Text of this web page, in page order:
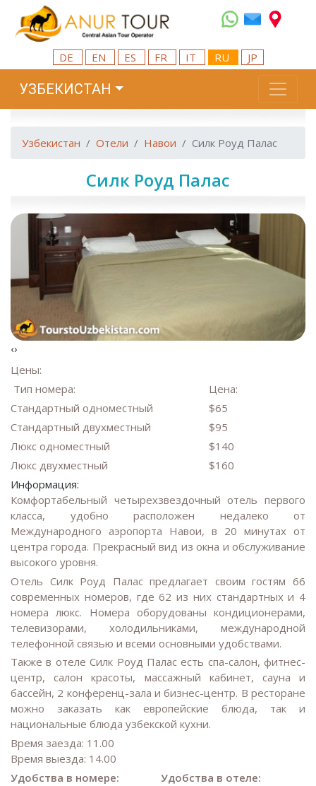
DE EN ES FR IT RU JP
УЗБЕКИСТАН
Узбекистан Отели Навои Силк Роуд Палас
Силк Роуд Палас
‹›
Цены:
Тип номера:
Цена:
Стандартный одноместный
$65
Стандартный двухместный
$95
Люкс одноместный
$140
Люкс двухместный
$160
Информация:
Комфортабельный четырехзвездочный отель первого
класса, удобно расположен недалеко от
Международного аэропорта Навои, в 20 минутах от
центра города. Прекрасный вид из окна и обслуживание
высокого уровня.
Отель Силк Роуд Палас предлагает своим гостям 66
современных номеров, где 62 из них стандартных и 4
номера люкс. Номера оборудованы кондиционерами,
телевизорами, холодильниками, международной
телефонной связью и всеми основными удобствами.
Также в отеле Силк Роуд Палас есть спа-салон, фитнес-
центр, салон красоты, массажный кабинет, сауна и
бассейн, 2 конференц-зала и бизнес-центр. В ресторане
можно заказать как европейские блюда, так и
национальные блюда узбекской кухни.
Время заезда: 11.00
Время выезда: 14.00
Удобства в номере:
Удобства в отеле: